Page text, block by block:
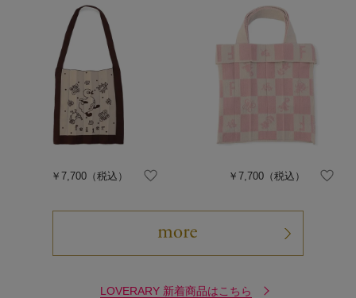
￥7,700 （税込） ￥7,700（税込）
LOVERARY 新着商品はこちら